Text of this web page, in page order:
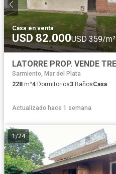
Casa·en venta
USD 82.000USD 359/m²
Sarmiento, Mar del Plata
228 m²4 Dormitorios3 BañosCasa
Actualizado hace 1 semana
1/24